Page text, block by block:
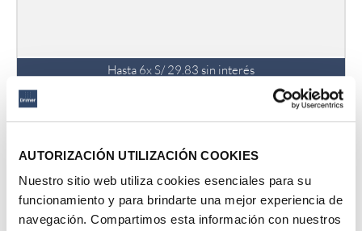
AUTORIZACIÓN UTILIZACIÓN COOKIES
Nuestro sitio web utiliza cookies esenciales para su
funcionamiento y para brindarte una mejor experiencia de
navegación. Compartimos esta información con nuestros
Hasta 6xS/ 29 83 sin interés
Drimer
AGREGAR AL CARRITO